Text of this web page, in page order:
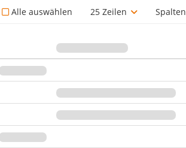
Alle auswählen 25 Zeilen Spalten